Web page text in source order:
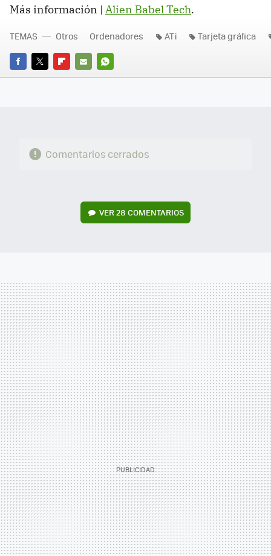
Más información | Alien Babel Tech.
FACEBOOK
TWITTERFLIPBOARD
E-
WHATSAPP
TEMAS Otros Ordenadores ATi Tarjeta gráfica
Comentarios cerrados
VER28 COMENTARIOS